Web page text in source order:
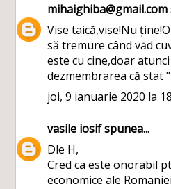
mihaighiba@gmail.com
Vise taică,vise!Nu
să tremure când văd
este cu cine,doar
dezmembrarea că stat
joi, 9 ianuarie 2020 la
vasile iosifspunea...
Dle H,
Cred ca este onorabil
economice ale